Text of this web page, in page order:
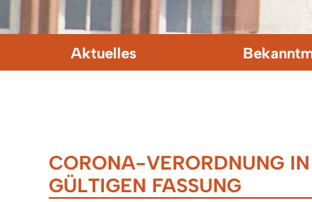
Aktuelles
CORONA-VERORDNUNG IN
GÜLTIGEN FASSUNG